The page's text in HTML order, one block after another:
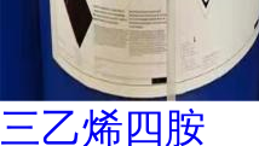
三乙烯四胺